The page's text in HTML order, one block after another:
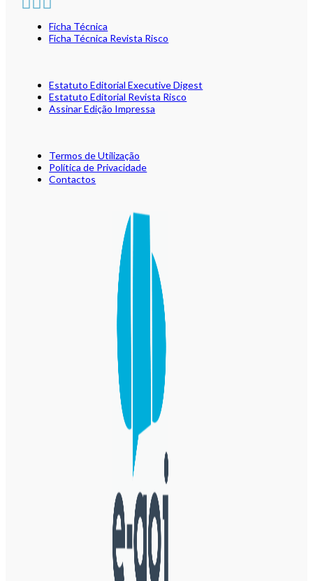
Ficha Técnica
Ficha Técnica Revista Risco
Estatuto Editorial Executive Digest
Estatuto Editorial Revista Risco
Assinar Edição Impressa
Termos de Utilização
Política de Privacidade
Contactos